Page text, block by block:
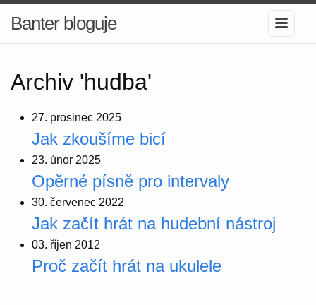
Banter bloguje
Archiv 'hudba'
27. prosinec 2025
Jak zkoušíme bicí
23. únor 2025
Opěrné písně pro intervaly
30. červenec 2022
Jak začít hrát na hudební nástroj
03. říjen 2012
Proč začít hrát na ukulele